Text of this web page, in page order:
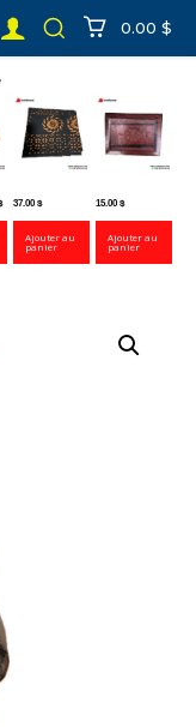
0.00 $
Plage
21.81 $
à
37.00$
Ajouter au
panier
15.00$
Ajouter au
panier